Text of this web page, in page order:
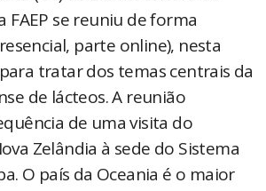
FAEP se reuniu de forma
parte online), nesta
tratar dos temas centrais da
de lácteos. A reunião
de uma visita do
Zelândia à sede do Sistema
O país da Oceania é o maior